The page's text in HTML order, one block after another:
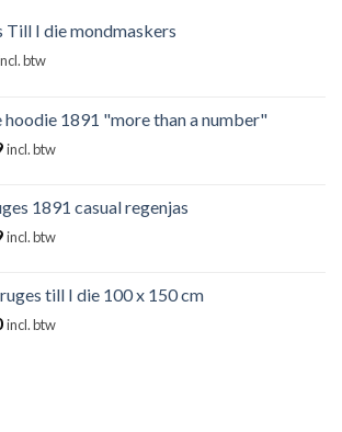
Till I die mondmaskers
btw
hoodie 1891 "more than a number"
incl. btw
1891 casual regenjas
incl. btw
till I die 100 x 150 cm
incl. btw